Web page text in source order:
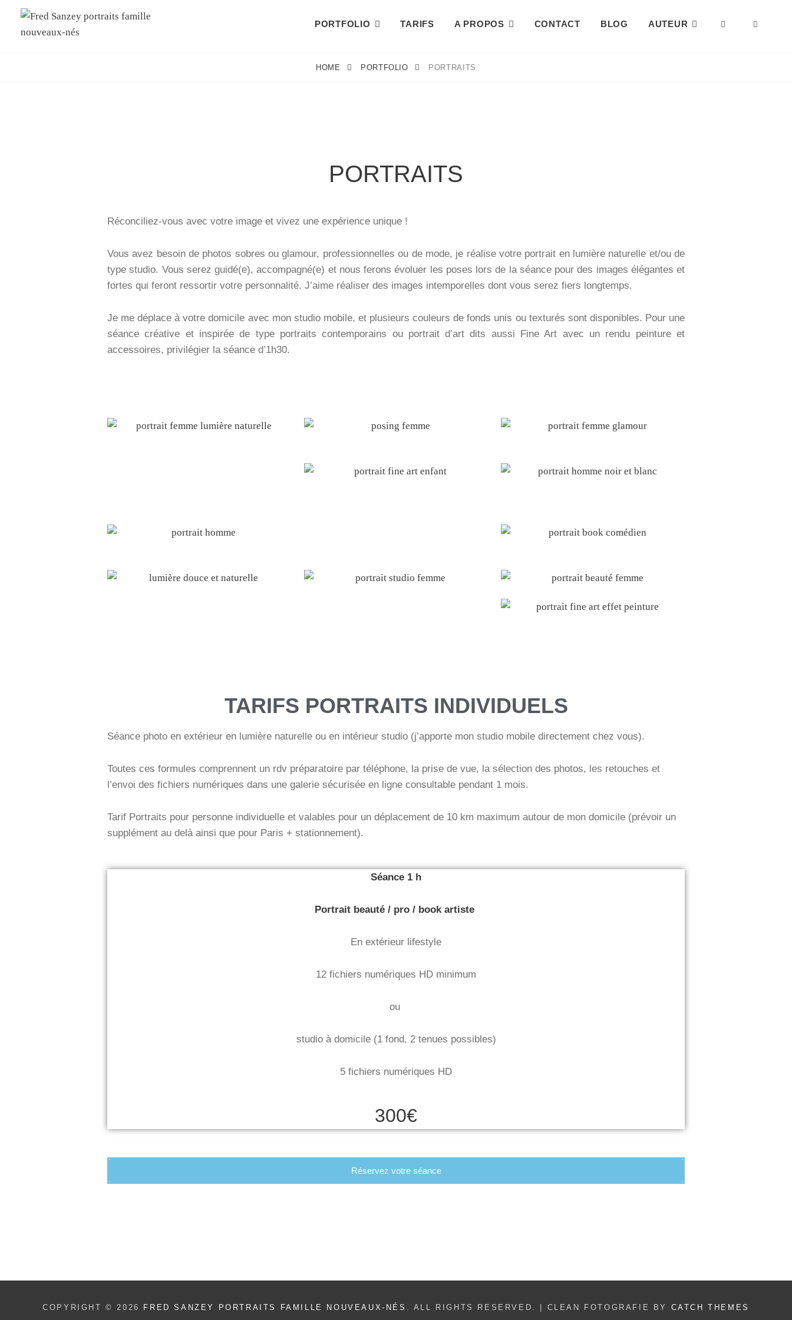
PORTFOLIO TARIFS A PROPOS CONTACT BLOG AUTEUR
HOME PORTFOLIO PORTRAITS
PORTRAITS
Réconciliez-vous avec votre image et vivez une expérience unique !
Vous avez besoin de photos sobres ou glamour, professionnelles ou de mode, je réalise votre portrait en lumière naturelle et/ou de
type studio. Vous serez guidé(e), accompagné(e) et nous ferons évoluer les poses lors de la séance pour des images élégantes et
fortes qui feront ressortir votre personnalité. J’aime réaliser des images intemporelles dont vous serez fiers longtemps.
Je me déplace à votre domicile avec mon studio mobile, et plusieurs couleurs de fonds unis ou texturés sont disponibles. Pour une
séance créative et inspirée de type portraits contemporains ou portrait d’art dits aussi Fine Art avec un rendu peinture et
accessoires, privilégier la séance d’1h30.
TARIFS PORTRAITS INDIVIDUELS
Séance photo en extérieur en lumière naturelle ou en intérieur studio (j’apporte mon studio mobile directement chez vous).
Toutes ces formules comprennent un rdv préparatoire par téléphone, la prise de vue, la sélection des photos, les retouches et
l’envoi des fichiers numériques dans une galerie sécurisée en ligne consultable pendant 1 mois.
Tarif Portraits pour personne individuelle et valables pour un déplacement de 10 km maximum autour de mon domicile (prévoir un
supplément au delà ainsi que pour Paris + stationnement).
Séance 1 h
Portrait beauté / pro / book artiste
En extérieur lifestyle
12 fichiers numériques HD minimum
ou
studio à domicile (1 fond, 2 tenues possibles)
5 fichiers numériques HD
300€
Réservez votre séance
COPYRIGHT © 2026 FRED SANZEY PORTRAITS FAMILLE NOUVEAUX-NÉS . ALL RIGHTS RESERVED. | CLEAN FOTOGRAFIE BY CATCH THEMES